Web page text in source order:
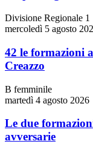
Divisione Regionale 1
mercoledì 5 agosto
42 le formazioni
Creazzo
B femminile
martedì 4 agosto 2026
Le due
avversarie